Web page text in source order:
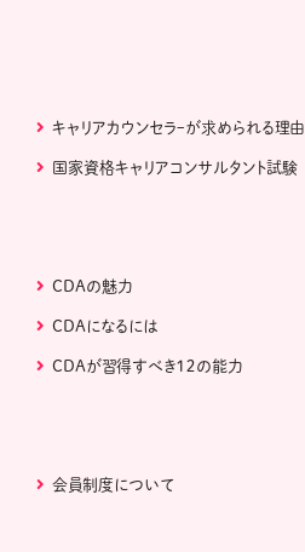
キャリアカウンセラｰが求められる理由
国家資格キャリアコンサルタント試験
CDAの魅力
CDAになるには
CDAが習得すべき１２の能力
会員制度について